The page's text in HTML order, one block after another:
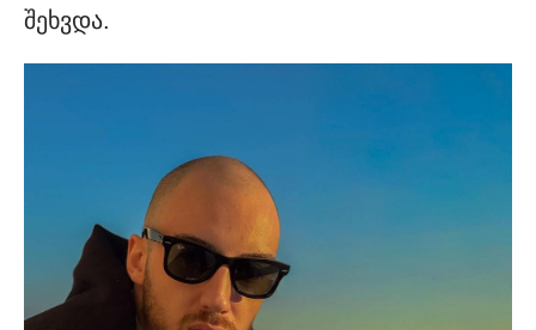
შეხვდა.